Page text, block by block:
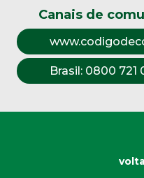
Canais de
Brasil: 0800 721